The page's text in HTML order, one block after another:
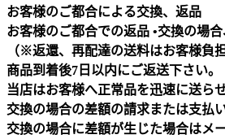
お客様のご都合による交換、返品
お客様のご都合での返品 •交換の場合
（※返還、再配達の送料はお客様負
商品到着後7日以内にご返送下さい。
当店はお客様へ正常品を迅速に送ら
交換の場合の差額の請求または支払
交換の場合に差額が生じた場合はメ